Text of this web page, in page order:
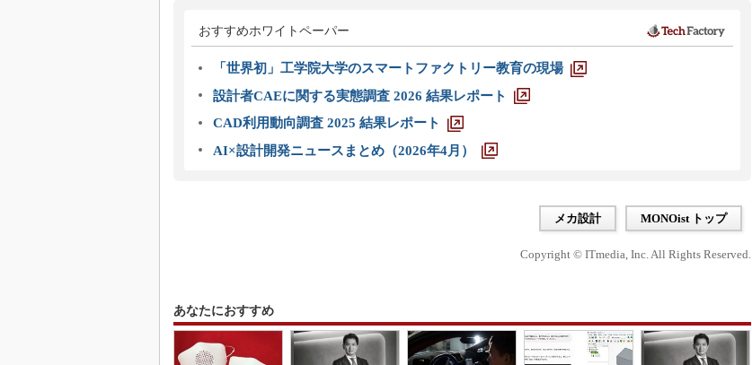
おすすめホワイトペーパー
「世界初」工学院大学のスマートファクトリー教育の現場
設計者CAEに関する実態調査 2026 結果レポート
CAD利用動向調査 2025 結果レポート
AI×設計開発ニュースまとめ（2026年4月）
メカ設計 MONOist トップ
Copyright © ITmedia, Inc. All Rights Reserved.
あなたにおすすめ